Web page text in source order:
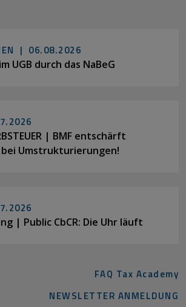
| 06.08.2026
UGB durch das NaBeG
| BMF entschärft
Umstrukturierungen!
| Public CbCR: Die Uhr läuft
FAQ Tax Academy
NEWSLETTER ANMELDUNG